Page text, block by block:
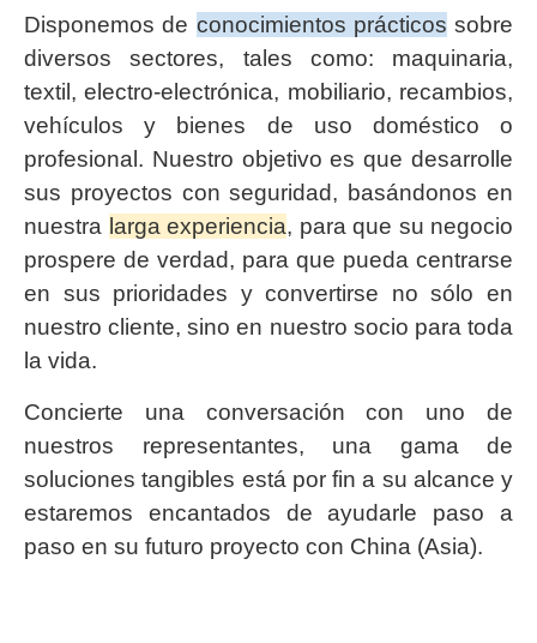
Disponemos de conocimientos prácticos sobre
diversos sectores, tales como: maquinaria,
textil, electro-electrónica, mobiliario, recambios,
vehículos y bienes de uso doméstico o
profesional. Nuestro objetivo es que desarrolle
sus proyectos con seguridad, basándonos en
nuestra larga experiencia, para que su negocio
prospere de verdad, para que pueda centrarse
en sus prioridades y convertirse no sólo en
nuestro cliente, sino en nuestro socio para toda
la vida.
Concierte una conversación con uno de
nuestros representantes, una gama de
soluciones tangibles está por fin a su alcance y
estaremos encantados de ayudarle paso a
paso en su futuro proyecto con China (Asia).